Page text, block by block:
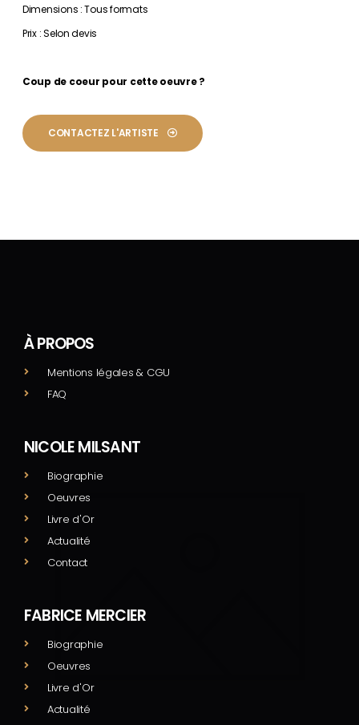
Dimensions : Tous formats
Prix : Selon devis
Coup de coeur pour cette oeuvre ?
CONTACTEZ L'ARTISTE
À PROPOS
Mentions légales & CGU
FAQ
NICOLE MILSANT
Biographie
Oeuvres
Livre d'Or
Actualité
Contact
FABRICE MERCIER
Biographie
Oeuvres
Livre d'Or
Actualité